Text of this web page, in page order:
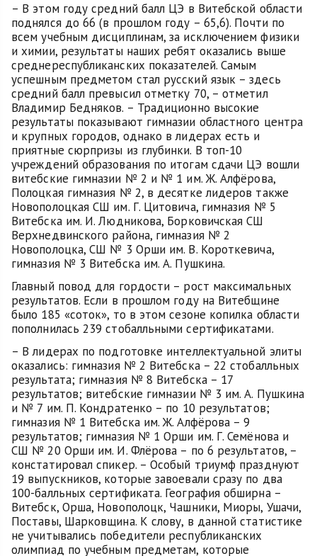
– В этом году средний балл ЦЭ в Витебской области
поднялся до 66 (в прошлом году – 65,6). Почти по
всем учебным дисциплинам, за исключением физики
и химии, результаты наших ребят оказались выше
среднереспубликанских показателей. Самым
успешным предметом стал русский язык – здесь
средний балл превысил отметку 70, – отметил
Владимир Бедняков. – Традиционно высокие
результаты показывают гимназии областного центра
и крупных городов, однако в лидерах есть и
приятные сюрпризы из глубинки. В топ-10
учреждений образования по итогам сдачи ЦЭ вошли
витебские гимназии № 2 и № 1 им. Ж. Алфёрова,
Полоцкая гимназия № 2, в десятке лидеров также
Новополоцкая СШ им. Г. Цитовича, гимназия № 5
Витебска им. И. Людникова, Борковичская СШ
Верхнедвинского района, гимназия № 2
Новополоцка, СШ № 3 Орши им. В. Короткевича,
гимназия № 3 Витебска им. А. Пушкина.
Главный повод для гордости – рост максимальных
результатов. Если в прошлом году на Витебщине
было 185 «соток», то в этом сезоне копилка области
пополнилась 239 стобалльными сертификатами.
– В лидерах по подготовке интеллектуальной элиты
оказались: гимназия № 2 Витебска – 22 стобалльных
результата; гимназия № 8 Витебска – 17
результатов; витебские гимназии № 3 им. А. Пушкина
и № 7 им. П. Кондратенко – по 10 результатов;
гимназия № 1 Витебска им. Ж. Алфёрова – 9
результатов; гимназия № 1 Орши им. Г. Семёнова и
СШ № 20 Орши им. И. Флёрова – по 6 результатов, –
констатировал спикер. – Особый триумф празднуют
19 выпускников, которые завоевали сразу по два
100-балльных сертификата. География обширна –
Витебск, Орша, Новополоцк, Чашники, Миоры, Ушачи,
Поставы, Шарковщина. К слову, в данной статистике
не учитывались победители республиканских
олимпиад по учебным предметам, которые